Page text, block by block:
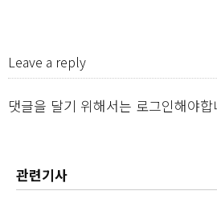
Leave a reply
댓글을 달기 위해서는 로그인해야합
관련기사